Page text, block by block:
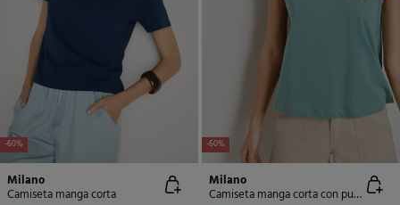
-60%
Milano
Camiseta manga corta
-60%
Milano
Camiseta manga corta con puntilla